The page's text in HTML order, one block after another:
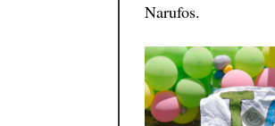
Narufos.